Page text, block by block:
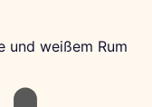
und weißem Rum